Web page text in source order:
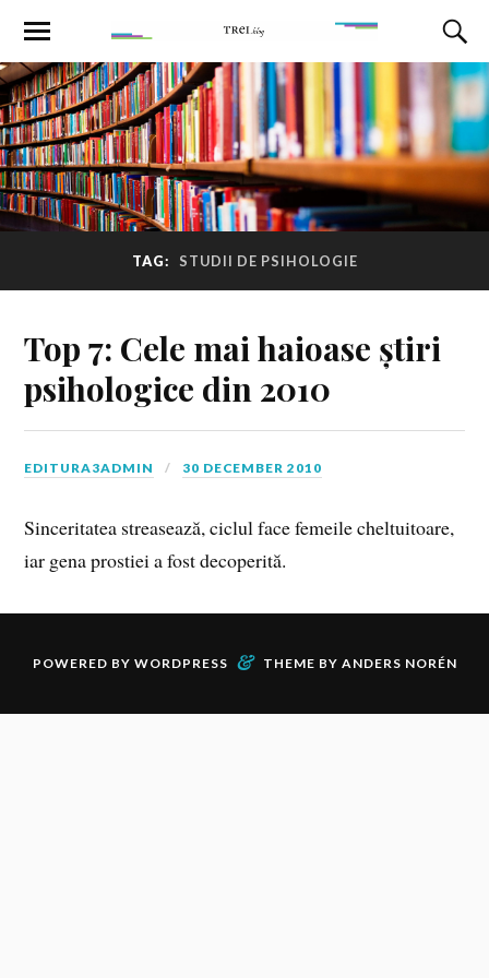
TAG: STUDII DE PSIHOLOGIE
Top 7: Cele mai haioase știri
psihologice din 2010
EDITURA3ADMIN 30 DECEMBER 2010
Sinceritatea streasează, ciclul face femeile cheltuitoare,
iar gena prostiei a fost decoperită.
POWERED BY WORDPRESS & THEME BY ANDERS NORÉN